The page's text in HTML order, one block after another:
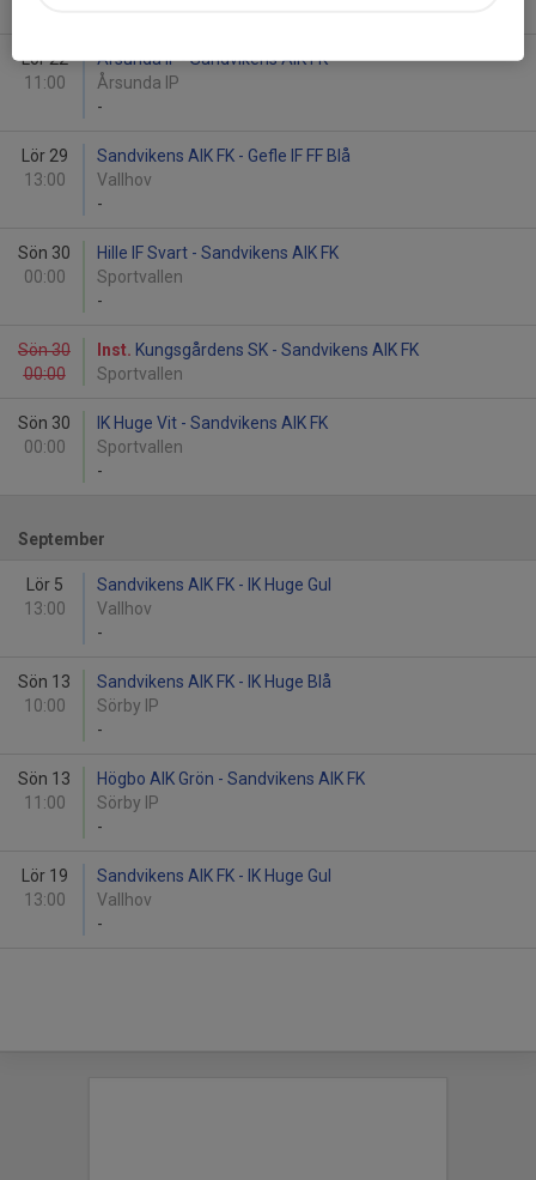
Lör 22
11:00
Årsunda IF - Sandvikens AIK FK
Årsunda IP
-
Lör 29
13:00
Sandvikens AIK FK - Gefle IF FF Blå
Vallhov
-
Sön 30
00:00
Hille IF Svart - Sandvikens AIK FK
Sportvallen
-
Sön 30
00:00
Inst. Kungsgårdens SK - Sandvikens AIK FK
Sportvallen
Sön 30
00:00
IK Huge Vit - Sandvikens AIK FK
Sportvallen
-
September
Lör 5
13:00
Sandvikens AIK FK - IK Huge Gul
Vallhov
-
Sön 13
10:00
Sandvikens AIK FK - IK Huge Blå
Sörby IP
-
Sön 13
11:00
Högbo AIK Grön - Sandvikens AIK FK
Sörby IP
-
Lör 19
13:00
Sandvikens AIK FK - IK Huge Gul
Vallhov
-